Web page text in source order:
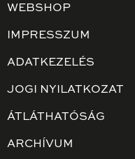
WEBSHOP
IMPRESSZUM
ADATKEZELÉS
JOGI NYILATKOZAT
ÁTLÁTHATÓSÁG
ARCHÍVUM